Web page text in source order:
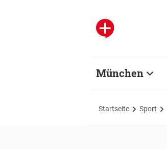
München
Startseite Sport